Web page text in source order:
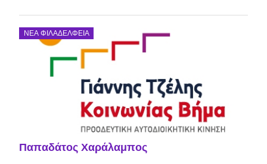
ΝΈΑ ΦΙΛΑΔΈΛΦΕΙΑ
Παπαδάτος Χαράλαμπος